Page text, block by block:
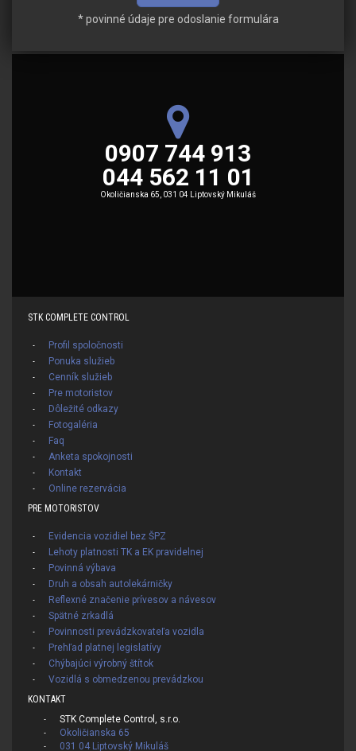
* povinné údaje pre odoslanie formulára
0907 744 913
044 562 11 01
Okoličianska 65, 031 04 Liptovský Mikuláš
STK COMPLETE CONTROL
Profil spoločnosti
Ponuka služieb
Cenník služieb
Pre motoristov
Dôležité odkazy
Fotogaléria
Faq
Anketa spokojnosti
Kontakt
Online rezervácia
PRE MOTORISTOV
Evidencia vozidiel bez ŠPZ
Lehoty platnosti TK a EK pravidelnej
Povinná výbava
Druh a obsah autolekárničky
Reflexné značenie prívesov a návesov
Spätné zrkadlá
Povinnosti prevádzkovateľa vozidla
Prehľad platnej legislatívy
Chýbajúci výrobný štítok
Vozidlá s obmedzenou prevádzkou
KONTAKT
STK Complete Control, s.r.o.
Okoličianska 65
031 04 Liptovský Mikuláš